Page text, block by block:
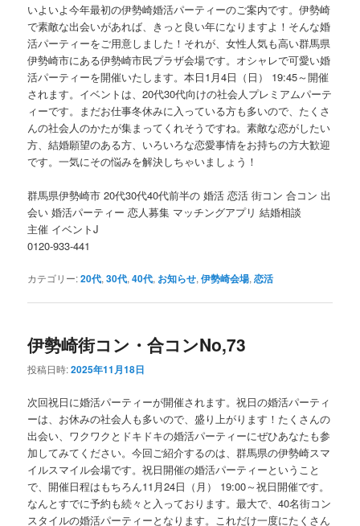
いよいよ今年最初の伊勢崎婚活パーティーのご案内です。伊勢崎
で素敵な出会いがあれば、きっと良い年になりますよ！そんな婚
活パーティーをご用意しました！それが、女性人気も高い群馬県
伊勢崎市にある伊勢崎市民プラザ会場です。オシャレで可愛い婚
活パーティーを開催いたします。本日1月4日（日） 19:45～開催
されます。イベントは、20代30代向けの社会人プレミアムパーテ
ィーです。まだお仕事冬休みに入っている方も多いので、たくさ
んの社会人のかたが集まってくれそうですね。素敵な恋がしたい
方、結婚願望のある方、いろいろな恋愛事情をお持ちの方大歓迎
です。一気にその悩みを解決しちゃいましょう！
群馬県伊勢崎市 20代30代40代前半の 婚活 恋活 街コン 合コン 出
会い 婚活パーティー 恋人募集 マッチングアプリ 結婚相談
主催 イベントJ
0120-933-441
カテゴリー:20代,30代,40代, お知らせ,伊勢崎会場,恋活
伊勢崎街コン・合コンNo,73
投稿日時:2025年11月18日
次回祝日に婚活パーティーが開催されます。祝日の婚活パーティ
ーは、お休みの社会人も多いので、盛り上がります！たくさんの
出会い、ワクワクとドキドキの婚活パーティーにぜひあなたも参
加してみてください。今回ご紹介するのは、群馬県の伊勢崎スマ
イルスマイル会場です。祝日開催の婚活パーティーということ
で、開催日程はもちろん11月24日（月） 19:00～祝日開催です。
なんとすでに予約も続々と入っております。最大で、40名街コン
スタイルの婚活パーティーとなります。これだけ一度にたくさん